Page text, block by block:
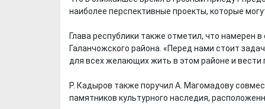
наиболее перспективные проекты, которые
Глава республики также отметил, что
Галанчожского района. «Перед нами стоит
для всех желающих жить в этом районе и вести
Р. Кадыров также поручил А. Магомадову
памятников культурного наследия,